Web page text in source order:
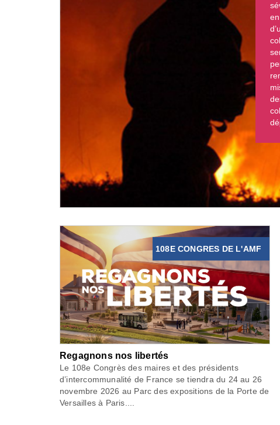
108E CONGRES DE L'AMF
Regagnons nos libertés
Le 108e Congrès des maires et des présidents
d’intercommunalité de France se tiendra du 24 au 26
novembre 2026 au Parc des expositions de la Porte de
Versailles à Paris....